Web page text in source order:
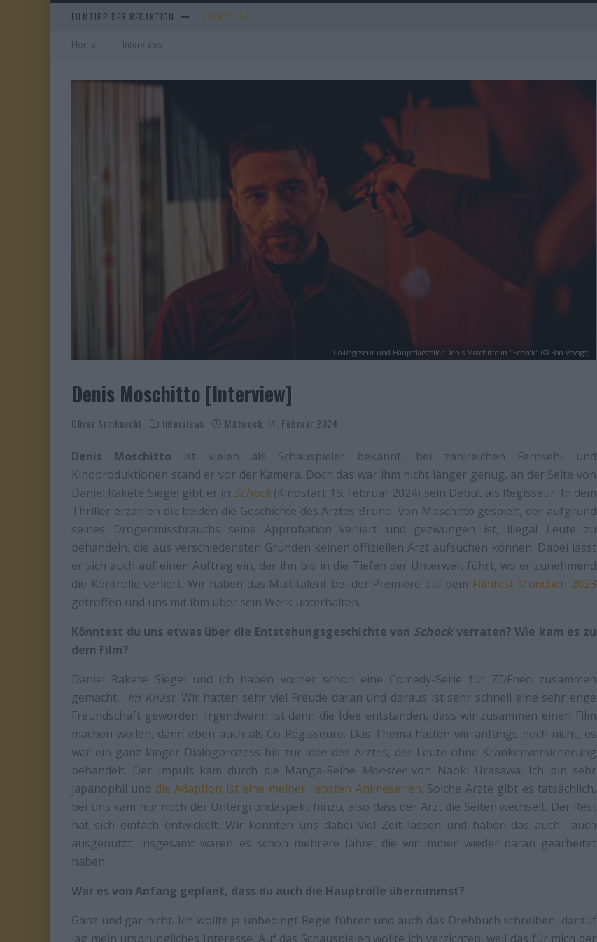
FILMTIPP DER REDAKTION
EVERYTIME
Home Interviews
Co-Regisseur und Hauptdarsteller Denis Moschitto in "Schock" (© Bon Voyage)
Denis Moschitto [Interview]
Oliver Armknecht Interviews Mittwoch, 14. Februar 2024
Denis Moschitto ist vielen als Schauspieler bekannt, bei zahlreichen Fernseh- und
Kinoproduktionen stand er vor der Kamera. Doch das war ihm nicht länger genug, an der Seite von
Daniel Rakete Siegel gibt er in Schock (Kinostart 15. Februar 2024) sein Debüt als Regisseur. In dem
Thriller erzählen die beiden die Geschichte des Arztes Bruno, von Moschitto gespielt, der aufgrund
seines Drogenmissbrauchs seine Approbation verliert und gezwungen ist, illegal Leute zu
behandeln, die aus verschiedensten Gründen keinen offiziellen Arzt aufsuchen können. Dabei lässt
er sich auch auf einen Auftrag ein, der ihn bis in die Tiefen der Unterwelt führt, wo er zunehmend
die Kontrolle verliert. Wir haben das Multitalent bei der Premiere auf dem Filmfest München 2023
getroffen und uns mit ihm über sein Werk unterhalten.
Könntest du uns etwas über die Entstehungsgeschichte von Schockverraten? Wie kam es zu
dem Film?
Daniel Rakete Siegel und ich haben vorher schon eine Comedy-Serie für ZDFneo zusammen
gemacht, Im Knast. Wir hatten sehr viel Freude daran und daraus ist sehr schnell eine sehr enge
Freundschaft geworden. Irgendwann ist dann die Idee entstanden, dass wir zusammen einen Film
machen wollen, dann eben auch als Co-Regisseure. Das Thema hatten wir anfangs noch nicht, es
war ein ganz langer Dialogprozess bis zur Idee des Arztes, der Leute ohne Krankenversicherung
behandelt. Der Impuls kam durch die Manga-Reihe Monster von Naoki Urasawa. Ich bin sehr
japanophil und die Adaption ist eine meiner liebsten Animeserien. Solche Ärzte gibt es tatsächlich,
bei uns kam nur noch der Untergrundaspekt hinzu, also dass der Arzt die Seiten wechselt. Der Rest
hat sich einfach entwickelt. Wir konnten uns dabei viel Zeit lassen und haben das auch auch
ausgenutzt: Insgesamt waren es schon mehrere Jahre, die wir immer wieder daran gearbeitet
haben.
War es von Anfang geplant, dass du auch die Hauptrolle übernimmst?
Ganz und gar nicht. Ich wollte ja unbedingt Regie führen und auch das Drehbuch schreiben, darauf
lag mein ursprüngliches Interesse. Auf das Schauspielen wollte ich verzichten, weil das für mich der